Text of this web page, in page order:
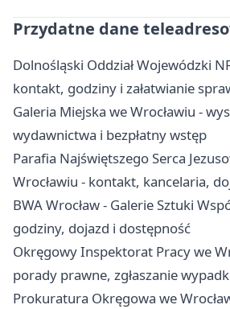
Przydatne dane
Dolnośląski Oddział Wojewódzki
kontakt, godziny i załatwianie
Galeria Miejska we Wrocławiu -
wydawnictwa i bezpłatny wstęp
Parafia Najświętszego Serca
Wrocławiu - kontakt, kancelaria,
BWA Wrocław - Galerie Sztuki
godziny, dojazd i dostępność
Okręgowy Inspektorat Pracy we
porady prawne, zgłaszanie
Prokuratura Okręgowa we